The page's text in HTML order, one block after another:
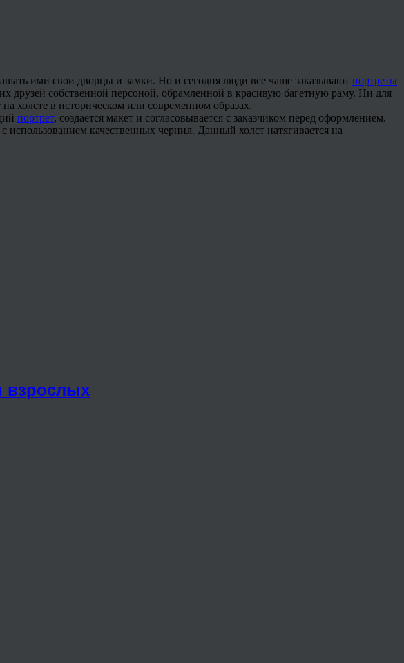
ими свои дворцы и замки. Но и сегодня люди все чаще заказывают портреты
друзей собственной персоной, обрамленной в красивую багетную раму. Ни для
холсте в историческом или современном образах.
портрет, создается макет и согласовывается с заказчиком перед оформлением.
использованием качественных чернил. Данный холст натягивается на
взрослых